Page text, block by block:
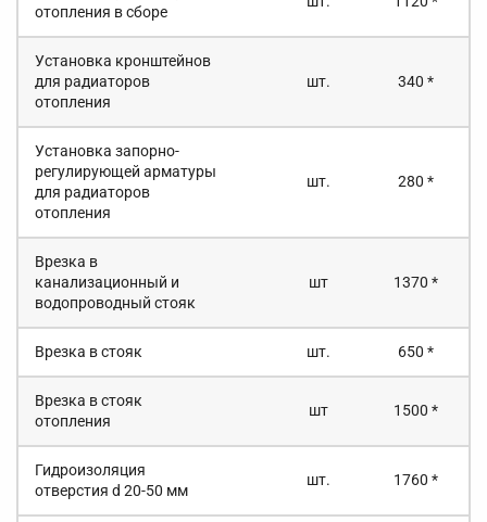
отопления в сборе
Установка кронштейнов
для радиаторов
отопления
шт. 340 *
Установка запорно-
регулирующей арматуры
для радиаторов
отопления
шт. 280 *
Врезка в
канализационный и
водопроводный стояк
шт 1370 *
Врезка в стояк шт. 650 *
Врезка в стояк
отопления
шт 1500 *
Гидроизоляция
отверстия d 20-50 мм
шт. 1760 *